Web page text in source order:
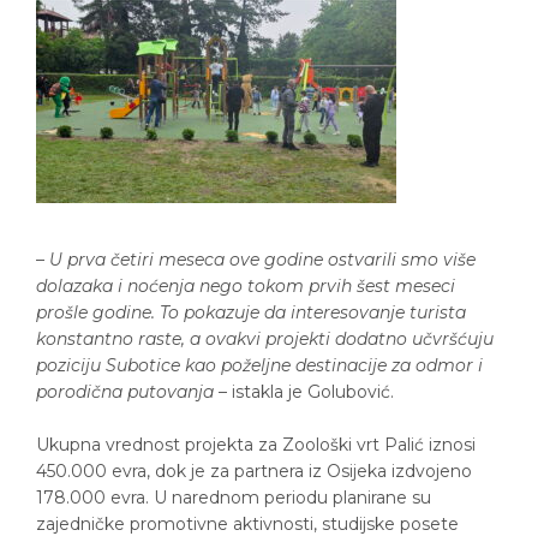
– U prva četiri meseca ove godine ostvarili smo više
dolazaka i noćenja nego tokom prvih šest meseci
prošle godine. To pokazuje da interesovanje turista
konstantno raste, a ovakvi projekti dodatno učvršćuju
poziciju Subotice kao poželjne destinacije za odmor i
porodična putovanja – istakla je Golubović.
Ukupna vrednost projekta za Zoološki vrt Palić iznosi
450.000 evra, dok je za partnera iz Osijeka izdvojeno
178.000 evra. U narednom periodu planirane su
zajedničke promotivne aktivnosti, studijske posete